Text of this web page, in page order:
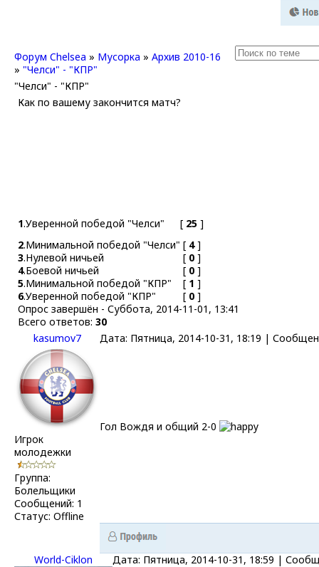
Форум Chelsea » Мусорка » Архив 2010-16
» "Челси" - "КПР"
"Челси" - "КПР"
Как по вашему закончится матч?
1.Уверенной победой "Челси" [ 25 ]
2.Минимальной победой "Челси" [ 4]
3.Нулевой ничьей [ 0 ]
4.Боевой ничьей [ 0 ]
5.Минимальной победой "КПР" [ 1 ]
6.Уверенной победой "КПР" [ 0 ]
Опрос завершён - Суббота, 2014-11-01, 13:41
Всего ответов: 30
kasumov7
Дата: Пятница, 2014-10-31, 18:19 |
Игрок
молодежки
Группа:
Болельщики
Сообщений: 1
Статус: Offline
Гол Вождя и общий 2-0
World-Ciklon Дата: Пятница, 2014-10-31, 18:59 |